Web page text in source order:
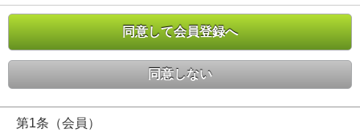
同意して会員登録へ
同意しない
第1条（会員）